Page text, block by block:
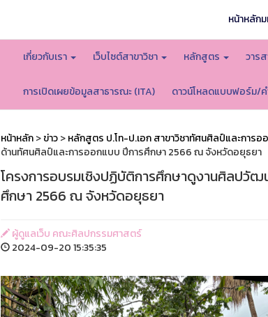
หน้าหลัก
เกี่ยวกับเรา เว็บไซต์สาขาวิชา หลักสูตร วาร
การเปิดเผยข้อมูลสาธารณะ (ITA) ดาวน์โหลดแบบฟอร์ม/
หน้าหลัก>ข่าว>หลักสูตร ป.โท-ป.เอก สาขาวิชาทัศนศิลป์และการอ
ด้านทัศนศิลป์และการออกแบบ ปีการศึกษา 2566 ณ จังหวัดอยุธยา
โครงการอบรมเชิงปฏิบัติการศึกษาดูงานศิลปวั
ศึกษา 2566 ณ จังหวัดอยุธยา
ผู้ดูแลเว็บ คณะศิลปกรรมศาสตร์
2024-09-20 15:35:35